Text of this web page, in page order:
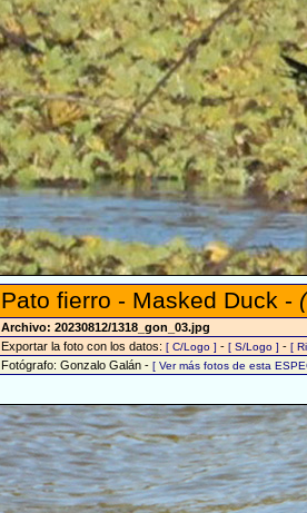
Pato fierro - Masked Duck -
Archivo: 20230812/1318_gon_03.jpg
Exportar la foto con los datos: [ C/Logo ] - [ S/Logo ] - [
Fotógrafo: Gonzalo Galán - [ Ver más fotos de esta